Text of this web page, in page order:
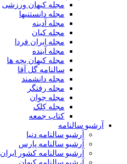
مجله کیهان ورزشی
مجله دانستنیها
مجله آدینه
مجله کیان
مجله ایران فردا
مجله آینده
مجله کیهان بچه ها
سالنامه گل آقا
مجله دانشمند
مجله رفتگر
مجله جوان
مجله کِلک
کتاب جمعه
آرشیو سالنامه
آرشیو سالنامه دنیا
آرشیو سالنامه پارس
آرشیو سالنامه کشور ایران
آرشیو سالنامه کیهان